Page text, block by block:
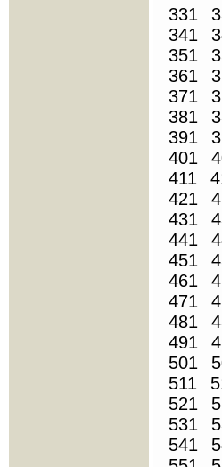
331
341
351
361
371
381
391
401
411
421
431
441
451
461
471
481
491
501
511
521
531
541